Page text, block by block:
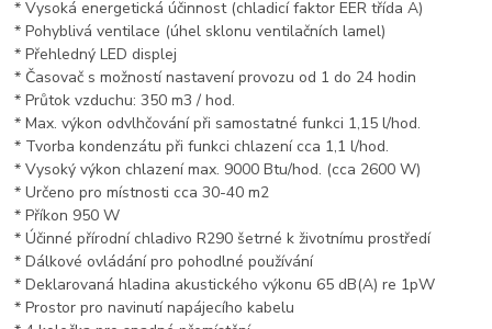
* Vysoká energetická účinnost (chladicí faktor EER třída A)
* Pohyblivá ventilace (úhel sklonu ventilačních lamel)
* Přehledný LED displej
* Časovač s možností nastavení provozu od 1 do 24 hodin
* Průtok vzduchu: 350 m3 / hod.
* Max. výkon odvlhčování při samostatné funkci 1,15 l/hod.
* Tvorba kondenzátu při funkci chlazení cca 1,1 l/hod.
* Vysoký výkon chlazení max. 9000 Btu/hod. (cca 2600 W)
* Určeno pro místnosti cca 30-40 m2
* Příkon 950 W
* Účinné přírodní chladivo R290 šetrné k životnímu prostředí
* Dálkové ovládání pro pohodlné používání
* Deklarovaná hladina akustického výkonu 65 dB(A) re 1pW
* Prostor pro navinutí napájecího kabelu